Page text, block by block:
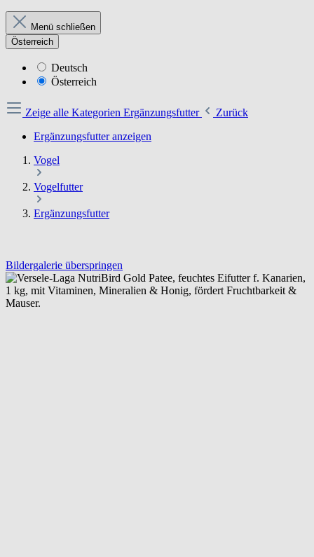
Menü schließen
Österreich
Deutsch
Österreich
Zeige alle Kategorien Ergänzungsfutter
Zurück
Ergänzungsfutter anzeigen
Vogel
Vogelfutter
Ergänzungsfutter
Bildergalerie überspringen